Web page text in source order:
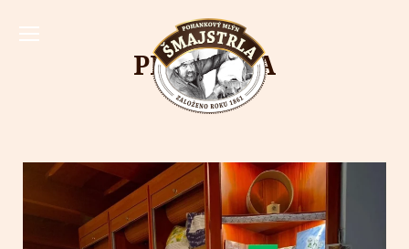
PRODEJNA